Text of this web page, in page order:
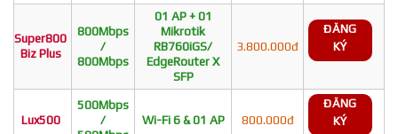
Super800
Biz Plus
800Mbps
/
800Mbps
01 AP + 01
Mikrotik
RB760iGS/
EdgeRouter X
SFP
3.800.000đ
ĐĂNG
KÝ
Lux500
500Mbps
/
Wi-Fi 6 & 01 AP 800.000đ
ĐĂNG
KÝ